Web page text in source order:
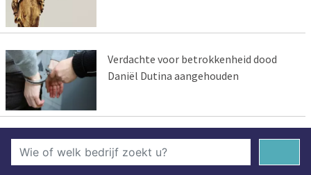
Verdachte voor betrokkenheid dood
Daniël Dutina aangehouden